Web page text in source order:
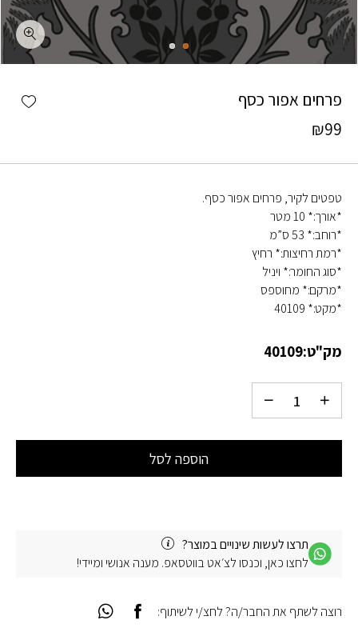
פרחים אפור כסף
₪99
טפטים לקיר, פרחים אפור כסף.
*אורך:* 10 מטר
*רוחב:* 53 ס”מ
*רמת רחיצות:* רחיץ
*סוג החומר:* ויניל
*מרקם:* מחוספס
*מקט:* 40109
מק"ט:40109
הוספה לסל
תרצו לעשות שינויים במוצר?
לחצו כאן, וכנסו לצ׳אט בווטסאפ. מענה אנושי ומיידי!
רוצה לשתף את החבר/ה? לחצ/י לשיתוף: